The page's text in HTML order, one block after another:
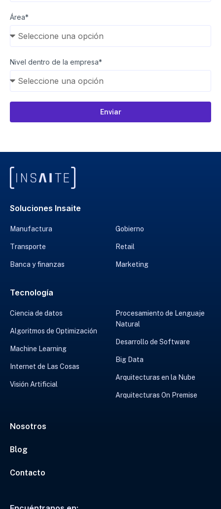
Área*
Nivel dentro de la empresa*
Enviar
Soluciones Insaite
Manufactura
Transporte
Banca y finanzas
Gobierno
Retail
Marketing
Tecnología
Ciencia de datos
Algoritmos de Optimización
Machine Learning
Internet de Las Cosas
Visión Artificial
Procesamiento de Lenguaje
Natural
Desarrollo de Software
Big Data
Arquitecturas en la Nube
Arquitecturas On Premise
Nosotros
Blog
Contacto